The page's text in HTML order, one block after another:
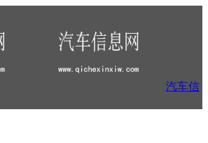
汽车信